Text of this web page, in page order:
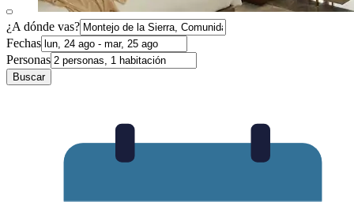
¿A dónde vas?
Fechas
Personas
Buscar